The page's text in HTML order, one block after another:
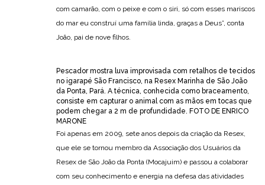
com camarão, com o peixe e com o siri, só com esses mariscos
do mar eu construí uma família linda, graças a Deus”, conta
João, pai de nove filhos.
Pescador mostra luva improvisada com retalhos de tecidos
no igarapé São Francisco, na Resex Marinha de São João
da Ponta, Pará. A técnica, conhecida como braceamento,
consiste em capturar o animal com as mãos em tocas que
podem chegar a 2 m de profundidade. FOTO DE ENRICO
MARONE
Foi apenas em 2009, sete anos depois da criação da Resex,
que ele se tornou membro da Associação dos Usuários da
Resex de São João da Ponta (Mocajuim) e passou a colaborar
com seu conhecimento e energia na defesa das atividades